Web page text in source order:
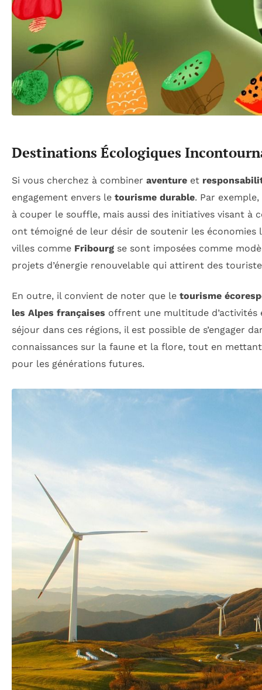
Destinations Écologiques
Si vous cherchez à combiner aventure et
engagement envers le tourisme durable. Par
à couper le souffle, mais aussi des initiatives visant à
ont témoigné de leur désir de soutenir les
villes comme Fribourg se sont imposées comme
projets d’énergie renouvelable qui attirent des
En outre, il convient de noter que le tourisme
les Alpes françaises offrent une multitude d’activités
séjour dans ces régions, il est possible de s’engager
connaissances sur la faune et la flore, tout en
pour les générations futures.